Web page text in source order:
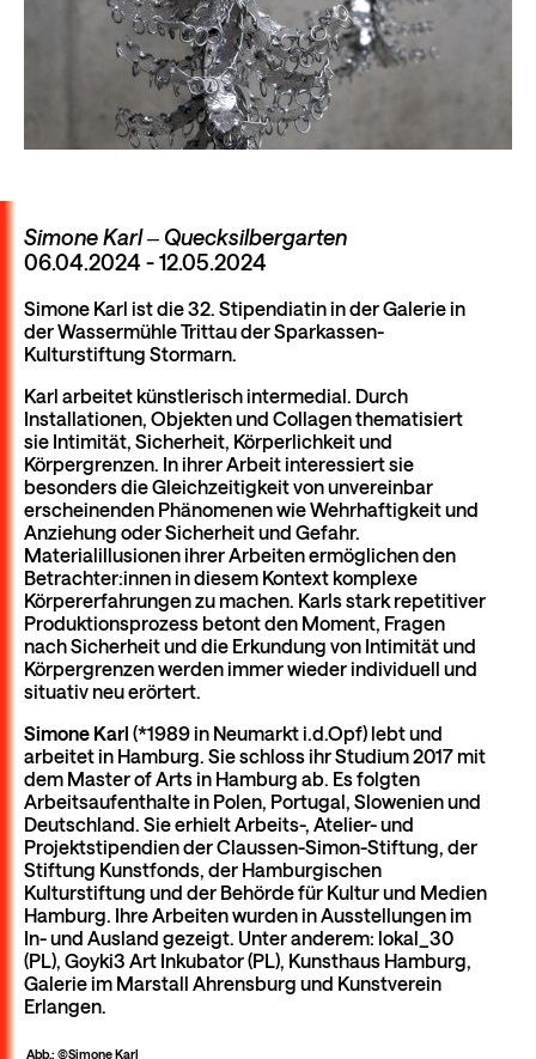
Simone Karl ‒ Quecksilbergarten
06.04.2024 - 12.05.2024
Simone Karl ist die 32. Stipendiatin in der Galerie in
der Wassermühle Trittau der Sparkassen-
Kulturstiftung Stormarn.
Karl arbeitet künstlerisch intermedial. Durch
Installationen, Objekten und Collagen thematisiert
sie Intimität, Sicherheit, Körperlichkeit und
Körpergrenzen. In ihrer Arbeit interessiert sie
besonders die Gleichzeitigkeit von unvereinbar
erscheinenden Phänomenen wie Wehrhaftigkeit und
Anziehung oder Sicherheit und Gefahr.
Materialillusionen ihrer Arbeiten ermöglichen den
Betrachter:innen in diesem Kontext komplexe
Körpererfahrungen zu machen. Karls stark repetitiver
Produktionsprozess betont den Moment, Fragen
nach Sicherheit und die Erkundung von Intimität und
Körpergrenzen werden immer wieder individuell und
situativ neu erörtert.
Simone Karl (*1989 in Neumarkt i.d.Opf) lebt und
arbeitet in Hamburg. Sie schloss ihr Studium 2017 mit
dem Master of Arts in Hamburg ab. Es folgten
Arbeitsaufenthalte in Polen, Portugal, Slowenien und
Deutschland. Sie erhielt Arbeits-, Atelier- und
Projektstipendien der Claussen-Simon-Stiftung, der
Stiftung Kunstfonds, der Hamburgischen
Kulturstiftung und der Behörde für Kultur und Medien
Hamburg. Ihre Arbeiten wurden in Ausstellungen im
In- und Ausland gezeigt. Unter anderem: lokal_30
(PL), Goyki3 Art Inkubator (PL), Kunsthaus Hamburg,
Galerie im Marstall Ahrensburg und Kunstverein
Erlangen.
Abb.: ©Simone Karl